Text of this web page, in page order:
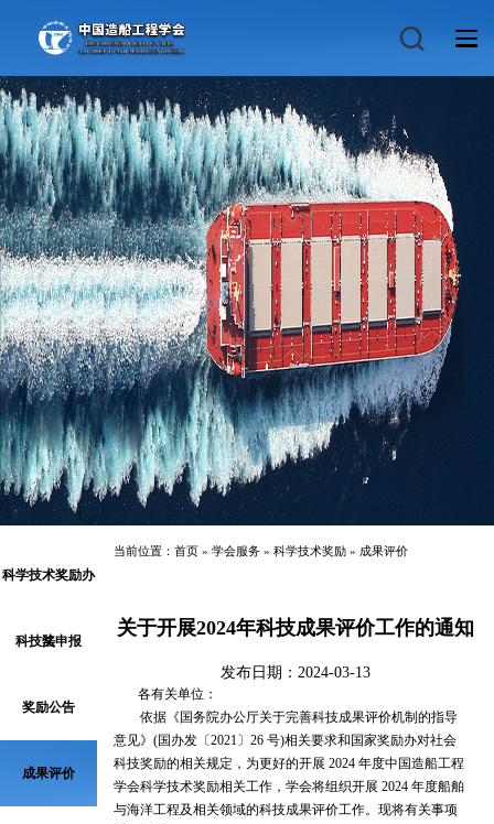
科学技术奖励办
法
科技奖申报
奖励公告
成果评价
当前位置： 首页 » 学会服务 » 科学技术奖励 » 成果评价
关于开展2024年科技成果评价工作的通知
发布日期：2024-03-13
各有关单位：
依据《国务院办公厅关于完善科技成果评价机制的指导
意见》(国办发〔2021〕26 号)相关要求和国家奖励办对社会
科技奖励的相关规定，为更好的开展 2024 年度中国造船工程
学会科学技术奖励相关工作，学会将组织开展 2024 年度船舶
与海洋工程及相关领域的科技成果评价工作。现将有关事项